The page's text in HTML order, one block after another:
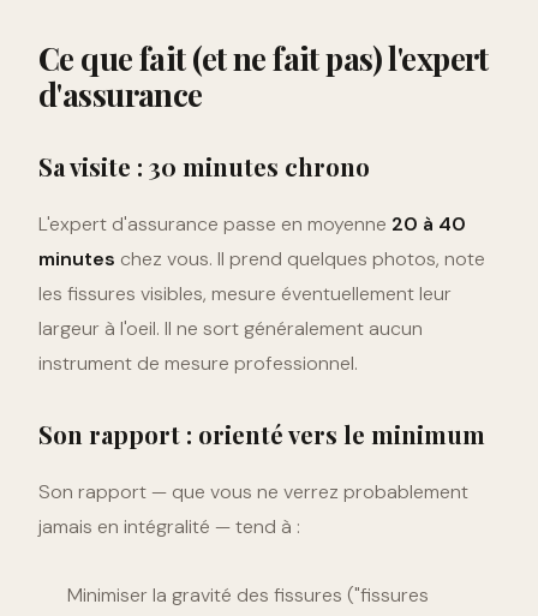
Ce que fait (et ne fait pas) l'expert
d'assurance
Sa visite : 30 minutes chrono
L'expert d'assurance passe en moyenne 20 à 40
minutes chez vous. Il prend quelques photos, note
les fissures visibles, mesure éventuellement leur
largeur à l'oeil. Il ne sort généralement aucun
instrument de mesure professionnel.
Son rapport : orienté vers le minimum
Son rapport — que vous ne verrez probablement
jamais en intégralité — tend à :
Minimiser la gravité des fissures ("fissures